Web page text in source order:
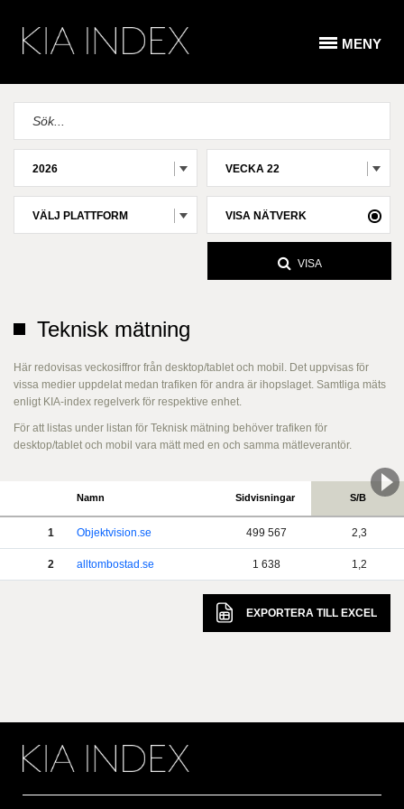
MENY
VISA
2026 VECKA 22
VÄLJ PLATTFORM VISA NÄTVERK
Teknisk mätning
Här redovisas veckosiffror från desktop/tablet och mobil. Det uppvisas för
vissa medier uppdelat medan trafiken för andra är ihopslaget. Samtliga mäts
enligt KIA-index regelverk för respektive enhet.
För att listas under listan för Teknisk mätning behöver trafiken för
desktop/tablet och mobil vara mätt med en och samma mätleverantör.
Namn Sidvisningar S/B
1 Objektvision.se 499 567 2,3
2 alltombostad.se 1 638 1,2
EXPORTERA TILL EXCEL